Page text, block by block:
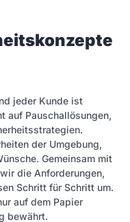
jeder Kunde ist
auf Pauschallösungen,
der Umgebung,
Gemeinsam mit
die Anforderungen,
Schritt für Schritt um.
auf dem Papier
bewährt.